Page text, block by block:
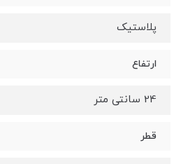
پلاستیک
ارتفاع
24 سانتی متر
قطر